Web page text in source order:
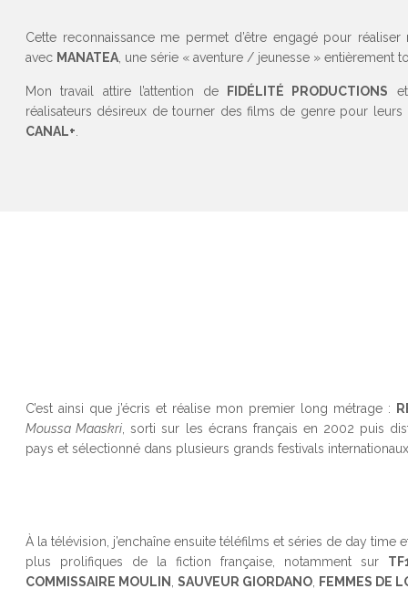
Cette reconnaissance me permet d’être engagé pour
avec MANATEA , une série « aventure / jeunesse » entièrement
Mon travail attire l’attention de FIDÉLITÉ PRODUCTIONS
réalisateurs désireux de tourner des films de genre pour
CANAL+
C’est ainsi que j’écris et réalise mon premier long métrage :
Moussa Maaskri , sorti sur les écrans français en 2002 puis
pays et sélectionné dans plusieurs grands festivals
À la télévision, j’enchaîne ensuite téléfilms et séries de day time
plus prolifiques de la fiction française, notamment sur
COMMISSAIRE MOULIN
SAUVEUR GIORDANO FEMMES DE